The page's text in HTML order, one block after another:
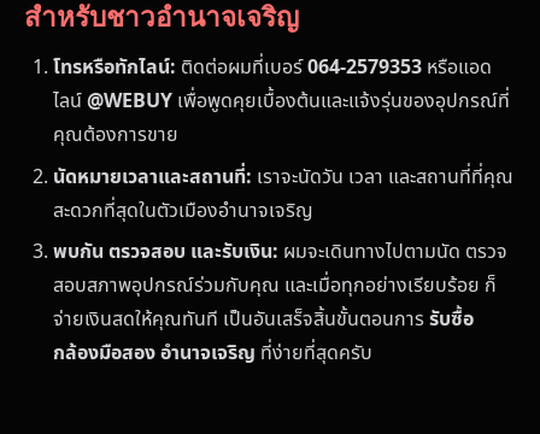
สำหรับชาวอำนาจเจริญ
โทรหรือทักไลน์: ติดต่อผมที่เบอร์064-2579353 หรือแอด
ไลน์@WEBUY เพื่อพูดคุยเบื้องต้นและแจ้งรุ่นของอุปกรณ์ที่
คุณต้องการขาย
นัดหมายเวลาและสถานที่: เราจะนัดวัน เวลา และสถานที่ที่คุณ
สะดวกที่สุดในตัวเมืองอำนาจเจริญ
พบกัน ตรวจสอบ และรับเงิน: ผมจะเดินทางไปตามนัด ตรวจ
สอบสภาพอุปกรณ์ร่วมกับคุณ และเมื่อทุกอย่างเรียบร้อย ก็
จ่ายเงินสดให้คุณทันที เป็นอันเสร็จสิ้นขั้นตอนการรับซื้อ
กล้องมือสอง อำนาจเจริญ ที่ง่ายที่สุดครับ